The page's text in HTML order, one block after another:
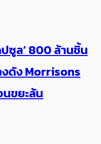
ซูล’ 800 ล้านชิ้น
ดัง Morrisons
ขยะล้น